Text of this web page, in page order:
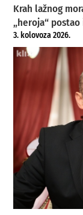
Krah lažnog
„heroja“
3. kolovoza 2026.